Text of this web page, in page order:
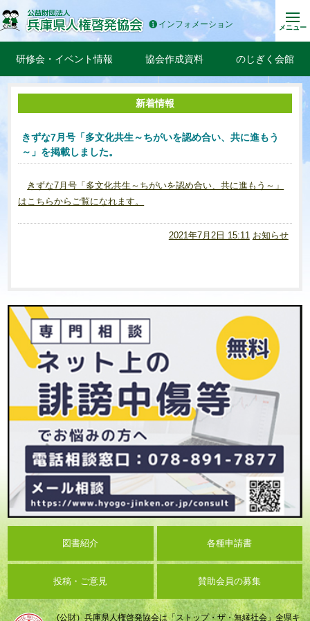
インフォメーション メニュー
研修会・イベント情報 協会作成資料 のじぎく会館
新着情報
きずな7月号「多文化共生～ちがいを認め合い、共に進もう
～」を掲載しました。
きずな7月号「多文化共生～ちがいを認め合い、共に進もう～」
はこちらからご覧になれます。
2021年7月2日 15:11 お知らせ
図書紹介 各種申請書
投稿・ご意見 賛助会員の募集
(公財）兵庫県人権啓発協会は「ストップ・ザ・無縁社会」全県キ